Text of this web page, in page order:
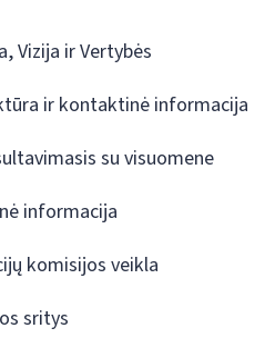
Vizija ir Vertybės
ir kontaktinė informacija
su visuomene
informacija
komisijos veikla
sritys